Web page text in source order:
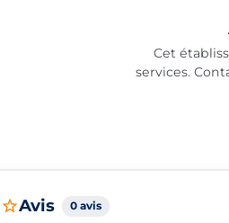
Cet
services.
Avis 0 avis